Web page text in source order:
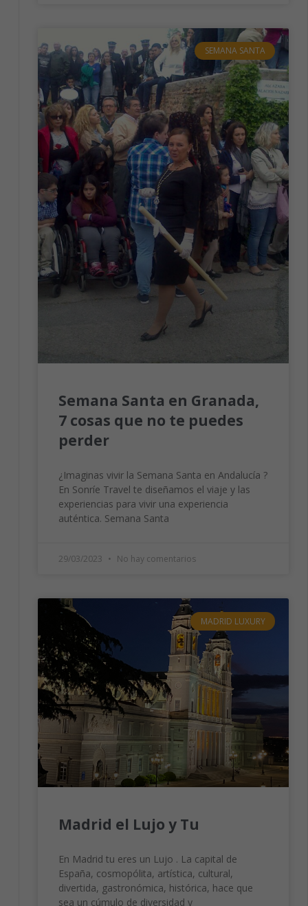
SEMANA SANTA
Semana Santa en Granada,
7 cosas que no te puedes
perder
¿Imaginas vivir la Semana Santa en Andalucía ?
En Sonríe Travel te diseñamos el viaje y las
experiencias para vivir una experiencia
auténtica. Semana Santa
29/03/2023 No hay comentarios
MADRID LUXURY
Madrid el Lujo y Tu
En Madrid tu eres un Lujo . La capital de
España, cosmopólita, artística, cultural,
divertida, gastronómica, histórica, hace que
sea un cúmulo de diversidad y
cookies no
Son
necesarias
para que
funcione la
web.
Estadísticas
Para que
podamos
mejorar la
funcionalidad
y estructura
de la web,
en base a
Experiencia
Para que
nuestra web
funcione lo